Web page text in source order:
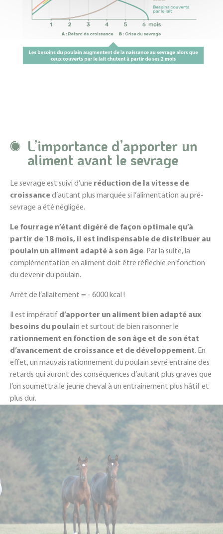
L’importance d’apporter un
aliment avant le sevrage
Le sevrage est suivi d’une réduction de la vitesse de
croissanced’autant plus marquée si l’alimentation au pré-
sevrage a été négligée.
Le fourrage n’étant digéré de façon optimale qu’à
partir de 18 mois, il est indispensable de distribuer au
poulain un aliment adapté à son âge. Par la suite, la
complémentation en aliment doit être réfléchie en fonction
du devenir du poulain.
Arrêt de l’allaitement = - 6000 kcal !
Il est impératif d’apporter un aliment bien adapté aux
besoins du poulain et surtout de bien raisonner le
rationnement en fonction de son âge et de son état
d’avancement de croissance et de développement. En
effet, un mauvais rationnement du poulain sevré entraîne des
retards qui auront des conséquences d’autant plus graves que
l’on soumettra le jeune cheval à un entraînement plus hâtif et
plus dur.